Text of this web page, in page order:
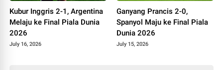
Kubur Inggris 2-1, Argentina
Melaju ke Final Piala Dunia
2026
July 16, 2026
Ganyang Prancis 2-0,
Spanyol Maju ke Final Piala
Dunia 2026
July 15, 2026